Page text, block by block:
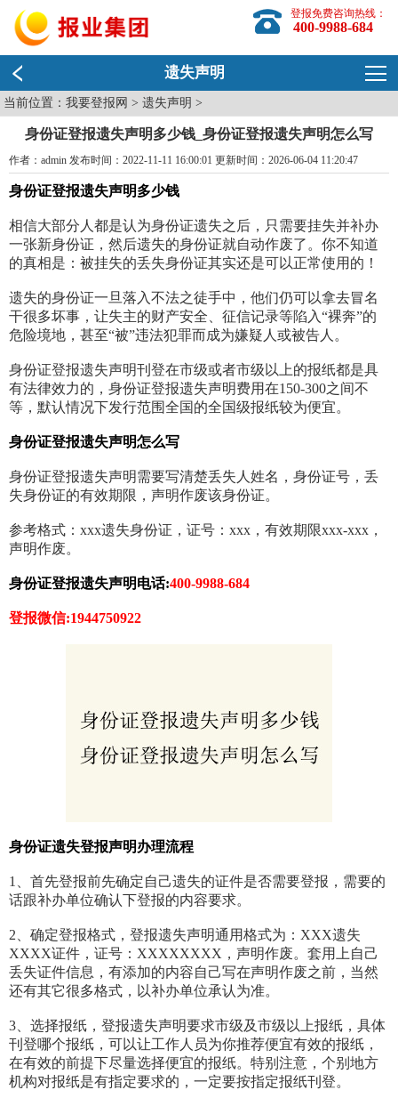
登报免费咨询热线：
400-9988-684
遗失声明
当前位置：我要登报网 >遗失声明 >
身份证登报遗失声明多少钱_身份证登报遗失声明怎么写
作者：admin 发布时间：2022-11-11 16:00:01 更新时间：2026-06-04 11:20:47
身份证登报遗失声明多少钱
相信大部分人都是认为身份证遗失之后，只需要挂失并补办
一张新身份证，然后遗失的身份证就自动作废了。你不知道
的真相是：被挂失的丢失身份证其实还是可以正常使用的！
遗失的身份证一旦落入不法之徒手中，他们仍可以拿去冒名
干很多坏事，让失主的财产安全、征信记录等陷入“裸奔”的
危险境地，甚至“被”违法犯罪而成为嫌疑人或被告人。
身份证登报遗失声明刊登在市级或者市级以上的报纸都是具
有法律效力的，身份证登报遗失声明费用在150-300之间不
等，默认情况下发行范围全国的全国级报纸较为便宜。
身份证登报遗失声明怎么写
身份证登报遗失声明需要写清楚丢失人姓名，身份证号，丢
失身份证的有效期限，声明作废该身份证。
参考格式：xxx遗失身份证，证号：xxx，有效期限xxx-xxx，
声明作废。
身份证登报遗失声明电话:400-9988-684
登报微信:1944750922
身份证遗失登报声明办理流程
1、首先登报前先确定自己遗失的证件是否需要登报，需要的
话跟补办单位确认下登报的内容要求。
2、确定登报格式，登报遗失声明通用格式为：XXX遗失
XXXX证件，证号：XXXXXXXX，声明作废。套用上自己
丢失证件信息，有添加的内容自己写在声明作废之前，当然
还有其它很多格式，以补办单位承认为准。
3、选择报纸，登报遗失声明要求市级及市级以上报纸，具体
刊登哪个报纸，可以让工作人员为你推荐便宜有效的报纸，
在有效的前提下尽量选择便宜的报纸。特别注意，个别地方
机构对报纸是有指定要求的，一定要按指定报纸刊登。